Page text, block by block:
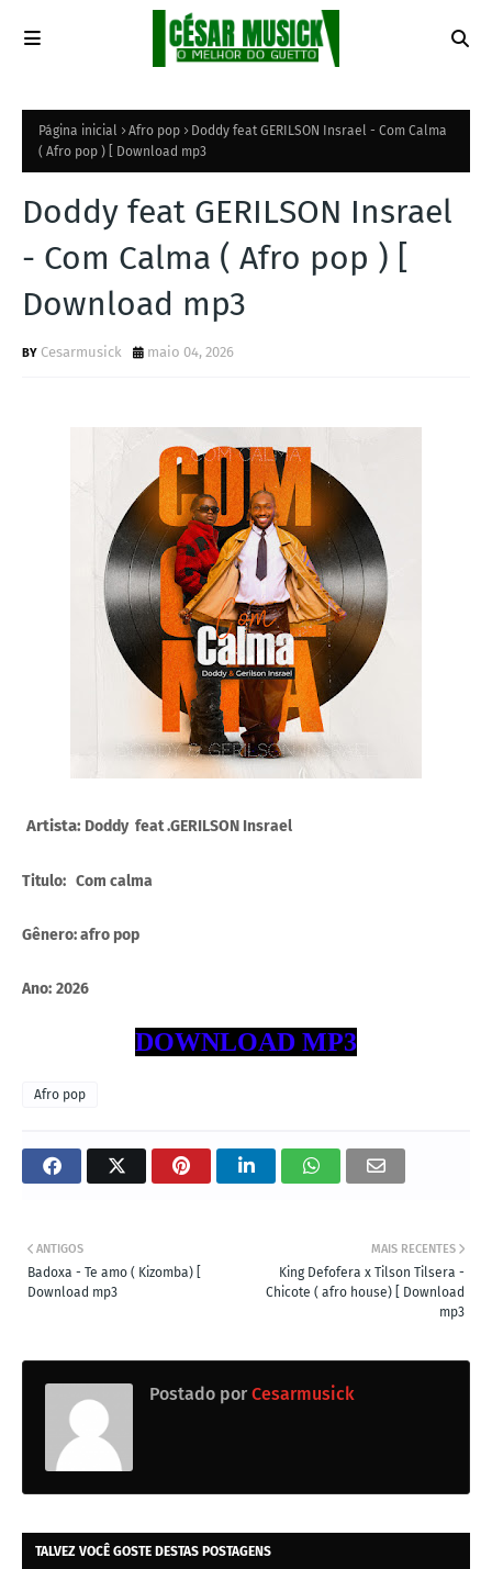
Página inicial Afro pop
Doddy feat GERILSON Insrael - Com Calma
( Afro pop ) [ Download mp3
Doddy feat GERILSON Insrael
- Com Calma ( Afro pop ) [
Download mp3
Cesarmusick maio 04, 2026
Artista: Doddy feat .GERILSON Insrael
Titulo: Com calma
Gênero: afro pop
Ano: 2026
DOWNLOAD MP3
Afro pop
MAIS RECENTES
King Defofera x Tilson Tilsera -
Chicote ( afro house) [ Download
mp3
ANTIGOS
Badoxa - Te amo ( Kizomba) [
Download mp3
Postado por Cesarmusick
TALVEZ VOCÊ GOSTE DESTAS POSTAGENS